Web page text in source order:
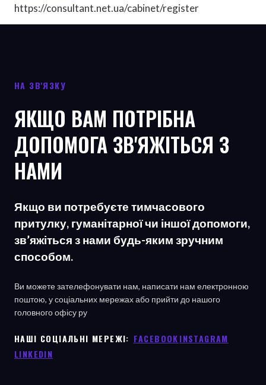
https://consultant.net.ua/cabinet/register
НА ЗВ'ЯЗКУ
ЯКЩО ВАМ ПОТРІБНА
ДОПОМОГА ЗВ'ЯЖІТЬСЯ З
НАМИ
Якщо ви потребуєте тимчасового
притулку, гуманітарної чи іншої допомоги,
зв’яжіться з нами будь-яким зручним
способом.
Ви можете зателефонувати нам, написати нам електронною
поштою, у соціальних мережах або прийти до нашого
головного офісу ру
НАШІ СОЦІАЛЬНІ МЕРЕЖІ: ㅤ FACEBOOKINSTAGRAM
LINKEDIN